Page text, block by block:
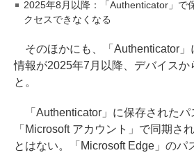
2025年8月以降：「Authenticator」で
クセスできなくなる
そのほかにも、「Authenticator」
情報が2025年7月以降、デバイスか
と。
「Authenticator」に保存されたパ
「Microsoft アカウント」で同期さ
とはない。「Microsoft Edge」のパ